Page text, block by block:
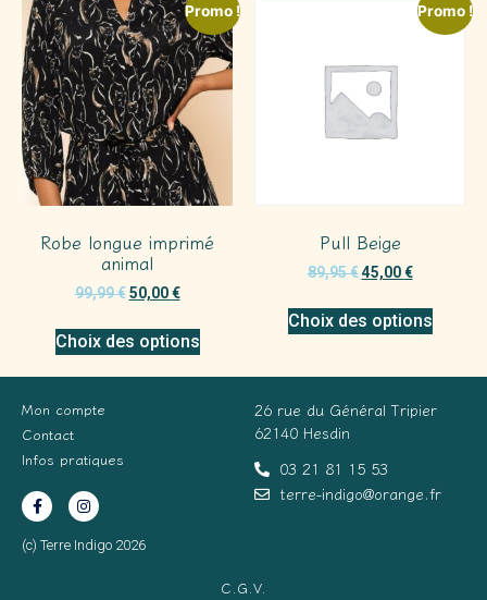
Promo !
Robe longue imprimé
animal
99,99€ 50,00€
Choix des options
Promo !
Pull Beige
89,95€ 45,00€
Choix des options
Mon compte
Contact
Infos pratiques
(c) Terre Indigo 2026
26 rue du Général Tripier
62140 Hesdin
03 21 81 15 53
terre-indigo@orange.fr
C.G.V.